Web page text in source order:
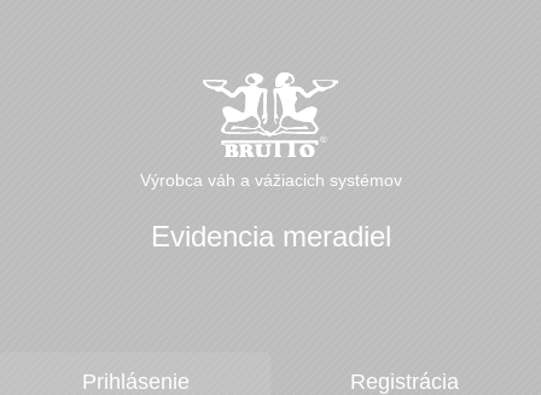
Výrobca váh a vážiacich systémov
Evidencia meradiel
Prihlásenie Registrácia